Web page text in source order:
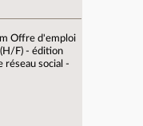
Offre d'emploi
F) - édition
réseau social -